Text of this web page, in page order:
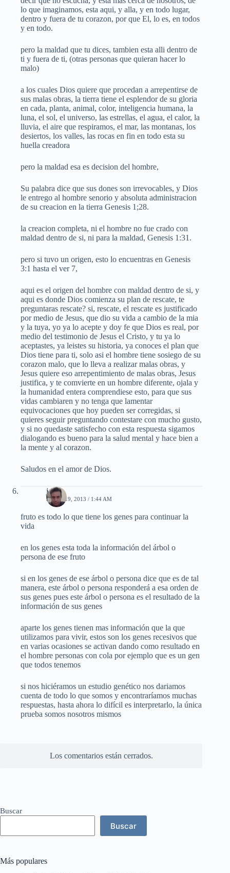
lo que imaginamos, esta aqui, y alla, y en todo lugar,
dentro y fuera de tu corazon, por que El, lo es, en todos
y en todo.
pero la maldad que tu dices, tambien esta alli dentro de
ti y fuera de ti, (otras personas que quieran hacer lo
malo)
a los cuales Dios quiere que procedan a arrepentirse de
sus malas obras, la tierra tiene el esplendor de su gloria
en cada, planta, animal, color, inteligencia humana, la
luna, el sol, el universo, las estrellas, el agua, el calor, la
lluvia, el aire que respiramos, el mar, las montanas, los
desiertos, los valles, las rocas en fin en todo esta su
huella creadora
pero la maldad esa es decision del hombre,
Su palabra dice que sus dones son irrevocables, y Dios
le entrego al hombre senorio y absoluta administracion
de su creacion en la tierra Genesis 1;28.
la creacion completa, ni el hombre no fue crado con
maldad dentro de si, ni para la maldad, Genesis 1:31.
pero si tuvo un origen, esto lo encuentras en Genesis
3:1 hasta el ver 7,
aqui es el origen del hombre con maldad dentro de si, y
aqui es donde Dios comienza su plan de rescate, te
preguntaras rescate? si, rescate, el rescate es justificado
por medio de Jesus, que dio su vida a cambio de la mia
y la tuya, yo ya lo acepte y doy fe que Dios es real, por
medio del testimonio de Jesus el Cristo, y tu ya lo
aceptastes, ya leistes su historia, ya conoces el plan que
Dios tiene para ti, solo asi el hombre tiene sosiego de su
corazon malo, que lo lleva a realizar malas obras, y
Jesus quiere eso arrepentimiento de malas obras, Jesus
justifica, y te comvierte en un hombre diferente, ojala y
la humanidad entera comprendiese esto, para que sus
vidas cambiaren y no tenga que lamentar
equivocaciones que hoy pueden ser corregidas, si
quieres seguir preguntando contestare con mucho gusto,
y si no quedaste satisfecho con esta respuesta sigamos
dialogando es bueno para la salud mental y hace bien a
la mente y al corazon.
Saludos en el amor de Dios.
jorge
ABRIL 19, 2013 / 1:44 AM
fruto es todo lo que tiene los genes para continuar la
vida
en los genes esta toda la información del árbol o
persona de ese fruto
si en los genes de ese árbol o persona dice que es de tal
manera, este árbol o persona responderá a esa orden de
sus genes pues este árbol o persona es el resultado de la
información de sus genes
aparte los genes tienen mas información que la que
utilizamos para vivir, estos son los genes recesivos que
en varias ocasiones se activan dando como resultado en
el hombre personas con cola por ejemplo que es un gen
que todos tenemos
si nos hiciéramos un estudio genético nos dariamos
cuenta de todo lo que somos y encontraríamos muchas
respuestas, hasta ahora lo difícil es interpretarlo, la única
prueba somos nosotros mismos
Los comentarios están cerrados.
Buscar
Buscar
Más populares